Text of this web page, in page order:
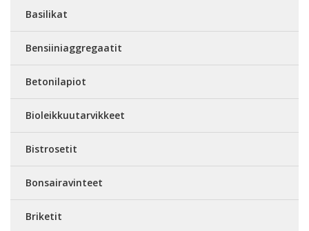
Basilikat
Bensiiniaggregaatit
Betonilapiot
Bioleikkuutarvikkeet
Bistrosetit
Bonsairavinteet
Briketit